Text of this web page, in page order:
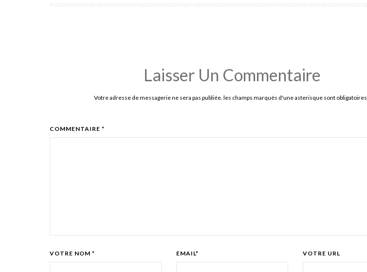
Laisser Un Commentaire
Votre adresse de messagerie ne sera pas publiée. les champs marqués d'une asterisque sont obligatoires
COMMENTAIRE *
VOTRE NOM * EMAIL* VOTRE URL